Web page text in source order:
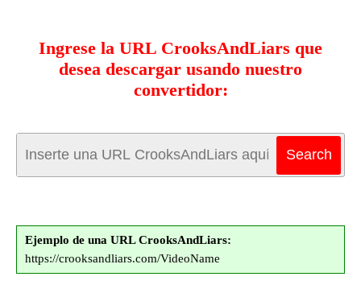
Ingrese la URL CrooksAndLiars que
desea descargar usando nuestro
convertidor:
Ejemplo de una URL CrooksAndLiars:
https://crooksandliars.com/VideoName